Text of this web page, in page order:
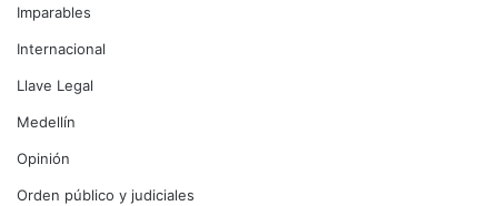
Imparables
Internacional
Llave Legal
Medellín
Opinión
Orden público y judiciales